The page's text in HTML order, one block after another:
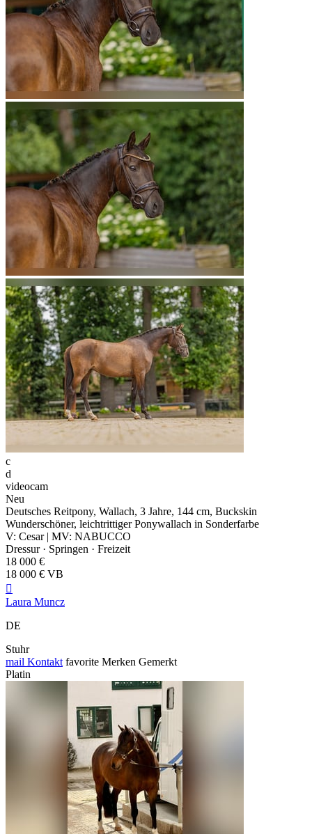
c
d
videocam
Neu
Deutsches Reitpony, Wallach, 3 Jahre, 144 cm, Buckskin
Wunderschöner, leichtrittiger Ponywallach in Sonderfarbe
V: Cesar | MV: NABUCCO
Dressur · Springen · Freizeit
18 000 €
18 000 € VB

Laura Muncz
DE
Stuhr
mail Kontakt favorite Merken Gemerkt
Platin